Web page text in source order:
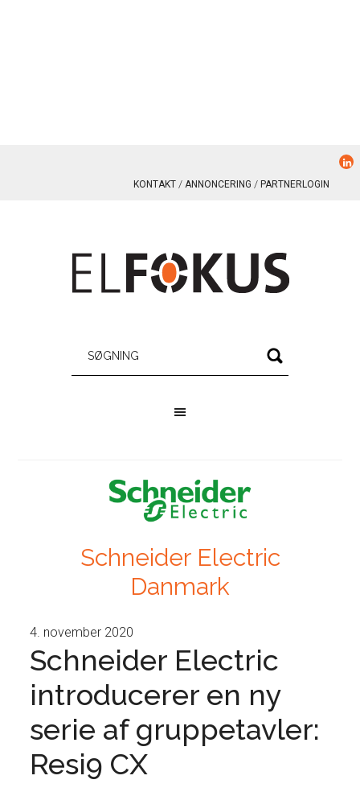
KONTAKT ANNONCERING PARTNERLOGIN
Schneider Electric
Danmark
4. november 2020
Schneider Electric
introducerer en ny
serie af gruppetavler:
Resi9 CX